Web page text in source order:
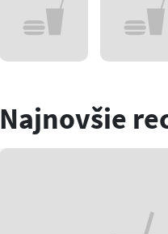
Najnovšie